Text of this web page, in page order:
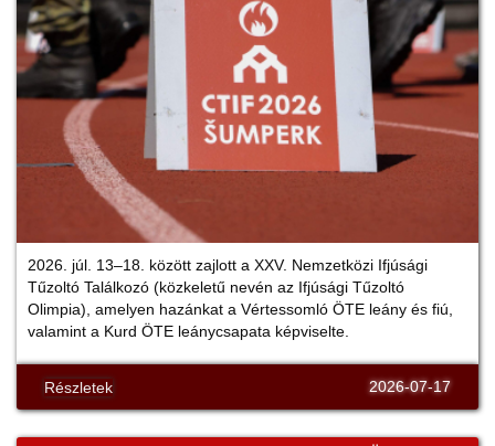
2026. júl. 13–18. között zajlott a XXV. Nemzetközi Ifjúsági
Tűzoltó Találkozó (közkeletű nevén az Ifjúsági Tűzoltó
Olimpia), amelyen hazánkat a Vértessomló ÖTE leány és fiú,
valamint a Kurd ÖTE leánycsapata képviselte.
Részletek 2026-07-17